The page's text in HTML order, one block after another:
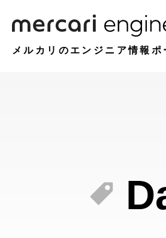
メルカリのエンジニア情報ポ